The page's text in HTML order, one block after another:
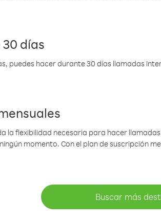
días
puedes hacer durante 30 días llamadas
la flexibilidad necesaria para hacer
momento. Con el plan de suscripción
Buscar más